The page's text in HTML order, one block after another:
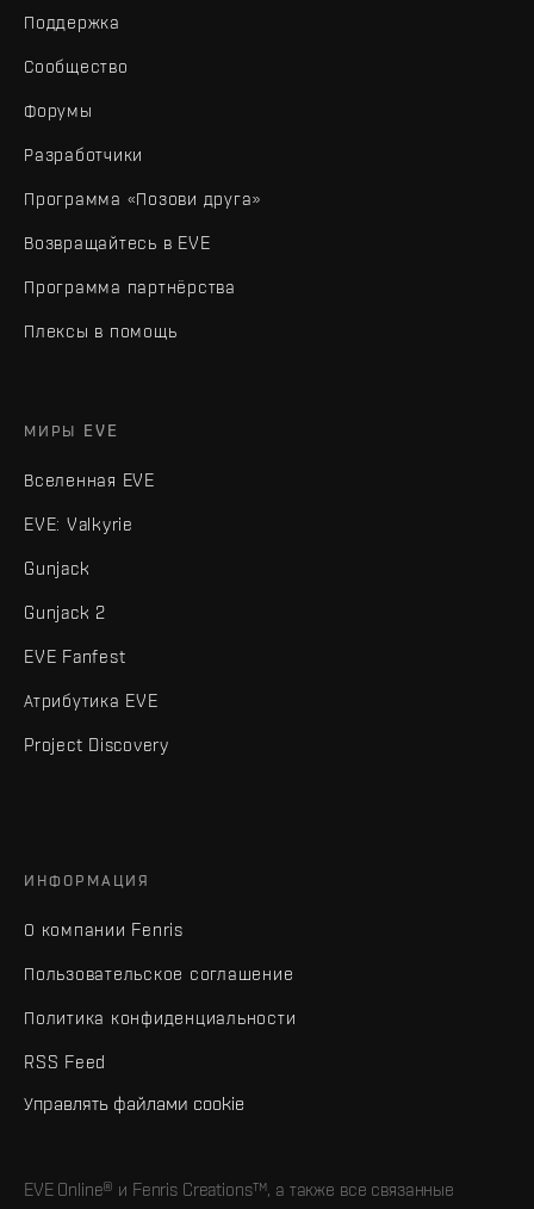
Поддержка
Сообщество
Форумы
Разработчики
Программа «Позови друга»
Возвращайтесь в EVE
Программа партнёрства
Плексы в помощь
МИРЫ EVE
Вселенная EVE
EVE: Valkyrie
Gunjack
Gunjack 2
EVE Fanfest
Атрибутика EVE
Project Discovery
ИНФОРМАЦИЯ
О компании Fenris
Пользовательское соглашение
Политика конфиденциальности
RSS Feed
Управлять файлами cookie
EVE Online® и Fenris Creations™, а также все связанные